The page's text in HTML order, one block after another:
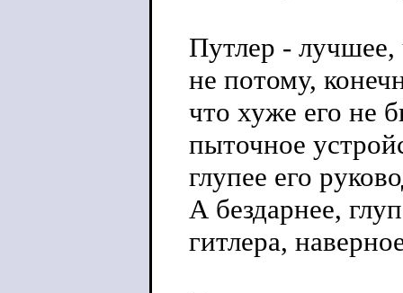
Путлер - лучшее,
не потому,
что хуже его не
пыточное
глупее его
А бездарнее,
гитлера,